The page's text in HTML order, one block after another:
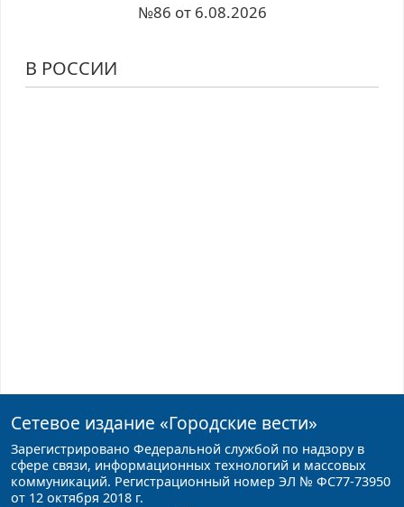
№86 от 6.08.2026
В РОССИИ
Сетевое издание «Городские вести»
Зарегистрировано Федеральной службой по надзору в
сфере связи, информационных технологий и массовых
коммуникаций. Регистрационный номер ЭЛ № ФС77-73950
от 12 октября 2018 г.